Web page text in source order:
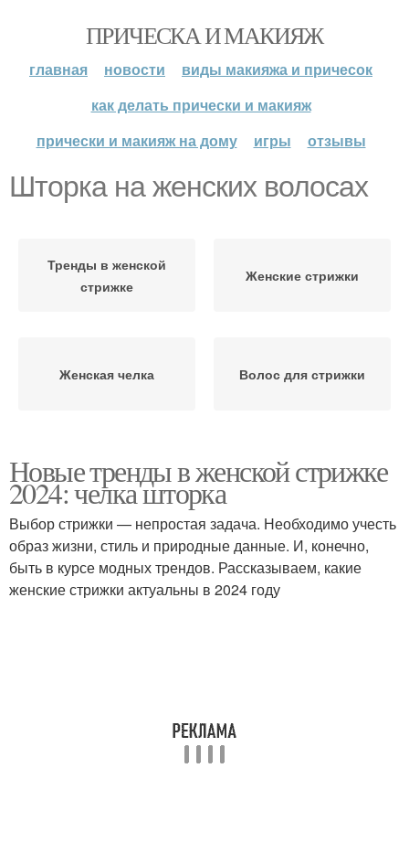
ПРИЧЕСКА И МАКИЯЖ
главная новости
виды макияжа и причесок
как делать прически и макияж
прически и макияж на дому
игры отзывы
Шторка на женских волосах
Тренды в женской
стрижке
Женские стрижки
Женская челка Волос для стрижки
Новые тренды в женской стрижке
2024: челка шторка
Выбор стрижки — непростая задача. Необходимо учесть
образ жизни, стиль и природные данные. И, конечно,
быть в курсе модных трендов. Рассказываем, какие
женские стрижки актуальны в 2024 году